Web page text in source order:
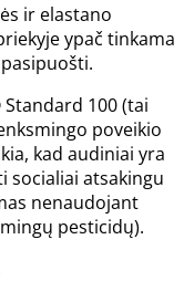
ir elastano
ypač tinkama
100 (tai
poveikio
kad audiniai yra
socialiai atsakingu
nenaudojant
pesticidų).